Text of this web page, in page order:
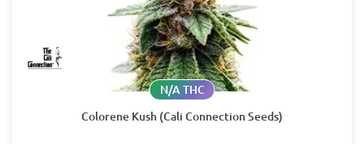
Colorene Kush (Cali Connection Seeds)
N/A THC